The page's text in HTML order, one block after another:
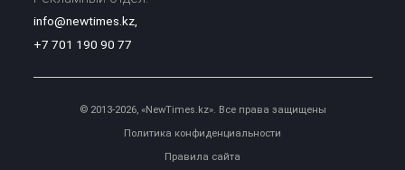
info@newtimes.kz,
+7 701 190 90 77
© 2013-2026, «NewTimes.kz». Все права защищены
Политика конфиденциальности
Правила сайта